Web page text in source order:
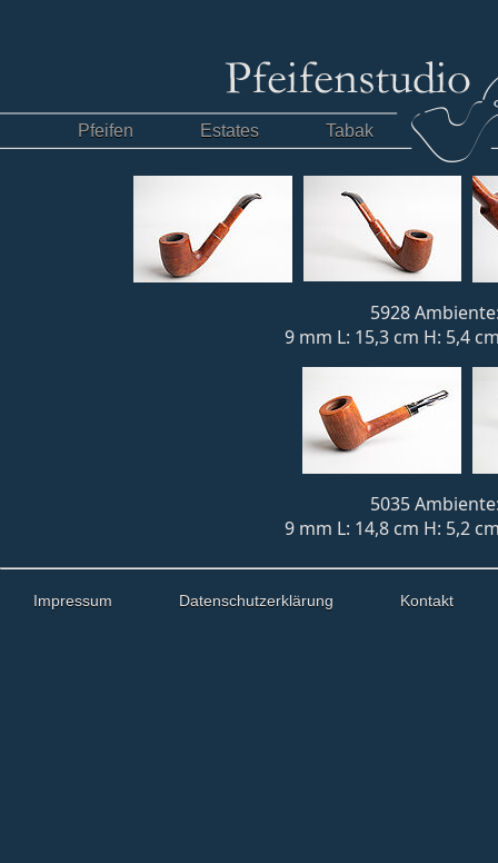
Pfeifen Estates Tabak
5928
9 mm L: 15,3 cm H: 5,4
5035
9 mm L: 14,8 cm H: 5,2
Impressum Datenschutzerklärung Kontakt